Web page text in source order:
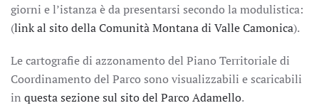
giorni e l’istanza è da presentarsi secondo la modulistica:
(link al sito della Comunità Montana di Valle Camonica).
Le cartografie di azzonamento del Piano Territoriale di
Coordinamento del Parco sono visualizzabili e scaricabili
in questa sezione sul sito del Parco Adamello.